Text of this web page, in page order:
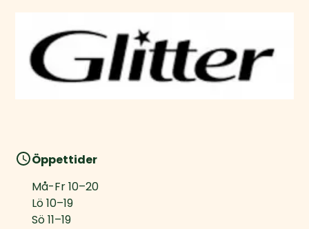
Öppettider
Må-Fr10–20
Lö10–19
Sö11–19